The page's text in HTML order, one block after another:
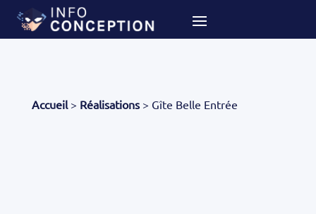
Accueil> Réalisations> Gîte Belle Entrée